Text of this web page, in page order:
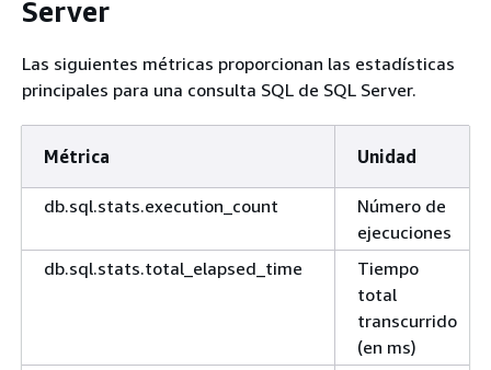
Server
Las siguientes métricas proporcionan las estadísticas
principales para una consulta SQL de SQL Server.
Métrica Unidad
db.sql.stats.execution_count
Número de
ejecuciones
db.sql.stats.total_elapsed_time
Tiempo
total
transcurrido
(en ms)